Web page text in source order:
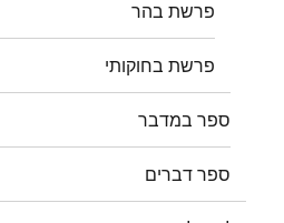
פרשת בהר
פרשת בחוקותי
ספר במדבר
ספר דברים